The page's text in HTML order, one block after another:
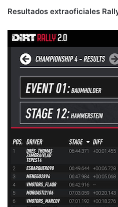
Resultados extraoficiales